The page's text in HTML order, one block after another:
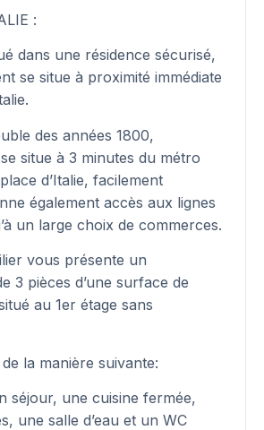
:
dans une résidence sécurisé,
se situe à proximité immédiate
des années 1800,
situe à 3 minutes du métro
d’Italie, facilement
également accès aux lignes
un large choix de commerces.
vous présente un
3 pièces d’une surface de
au 1er étage sans
la manière suivante:
séjour, une cuisine fermée,
une salle d’eau et un WC